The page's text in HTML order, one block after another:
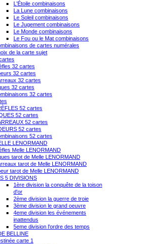
L'Étoile combinaisons
La Lune combinaisons
Le Soleil combinaisons
Le Jugement combinaisons
Le Monde combinaisons
Le Fou ou le Mat combinaisons
de cartes numérales
de la carte sujet
32 cartes
32 cartes
32 cartes
32 cartes
32 cartes
52 cartes
52 cartes
52 cartes
52 cartes
52 cartes
LENORMAND
Melle LENORMAND
tarot de Melle LENORMAND
tarot de Melle LENORMAND
tarot de Melle LENORMAND
5 DIVISIONS
1ère division la conquête de la toison
d'or
2ème division la guerre de troie
3ème division le grand oeuvre
4eme division les événements
inattendus
5eme division l'ordre des temps
BELLINE
carte 1